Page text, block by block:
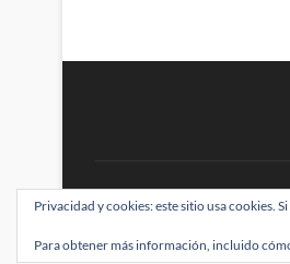
BRAINSTOMPING| Diseñado
Privacidad y cookies: este sitio usa cookies.
Para obtener más información, incluido